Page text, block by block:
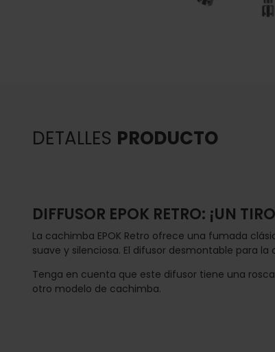
DETALLES PRODUCTO
DIFFUSOR EPOK RETRO: ¡UN
La cachimba EPOK Retro ofrece una fumada
suave y silenciosa. El difusor desmontable para
Tenga en cuenta que este difusor tiene una
otro modelo de cachimba.